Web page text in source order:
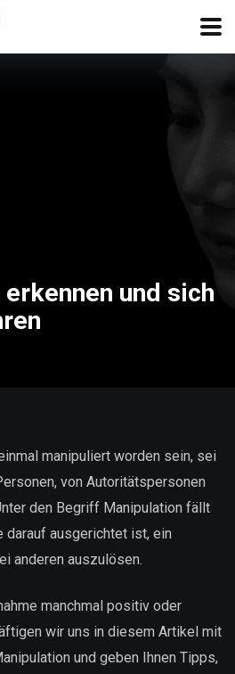
und sich
manipuliert worden sein, sei
von Autoritätspersonen
den Begriff Manipulation fällt
darauf ausgerichtet ist, ein
anderen auszulösen.
manchmal positiv oder
wir uns in diesem Artikel mit
und geben Ihnen Tipps,